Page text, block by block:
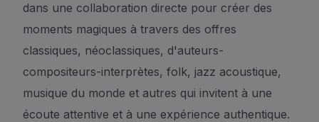
dans une collaboration directe pour créer des
moments magiques à travers des offres
classiques, néoclassiques, d'auteurs-
compositeurs-interprètes, folk, jazz acoustique,
musique du monde et autres qui invitent à une
écoute attentive et à une expérience authentique.